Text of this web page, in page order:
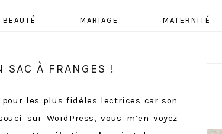
BEAUTÉ MARIAGE MATERNITÉ
SAC À FRANGES !
les plus fidèles lectrices car son
sur WordPress, vous m’en voyez